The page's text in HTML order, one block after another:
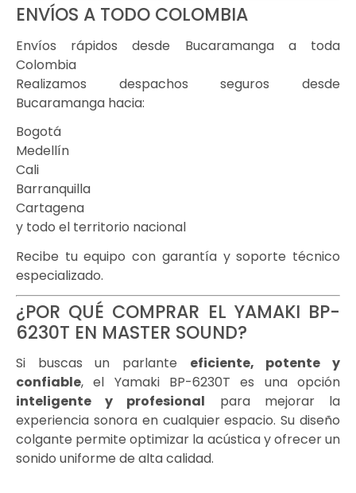
ENVÍOS A TODO COLOMBIA
Envíos rápidos desde Bucaramanga a toda
Colombia
Realizamos despachos seguros desde
Bucaramanga hacia:
Bogotá
Medellín
Cali
Barranquilla
Cartagena
y todo el territorio nacional
Recibe tu equipo con garantía y soporte técnico
especializado.
¿POR QUÉ COMPRAR EL YAMAKI BP-
6230T EN MASTER SOUND?
Si buscas un parlante eficiente, potente y
confiable, el Yamaki BP-6230T es una opción
inteligente y profesional para mejorar la
experiencia sonora en cualquier espacio. Su diseño
colgante permite optimizar la acústica y ofrecer un
sonido uniforme de alta calidad.